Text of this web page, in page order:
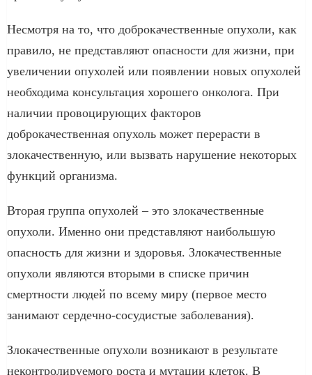
Несмотря на то, что доброкачественные опухоли, как
правило, не представляют опасности для жизни, при
увеличении опухолей или появлении новых опухолей
необходима консультация хорошего онколога. При
наличии провоцирующих факторов
доброкачественная опухоль может перерасти в
злокачественную, или вызвать нарушение некоторых
функций организма.
Вторая группа опухолей – это злокачественные
опухоли. Именно они представляют наибольшую
опасность для жизни и здоровья. Злокачественные
опухоли являются вторыми в списке причин
смертности людей по всему миру (первое место
занимают сердечно-сосудистые заболевания).
Злокачественные опухоли возникают в результате
неконтролируемого роста и мутации клеток. В